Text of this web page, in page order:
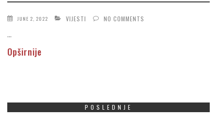
JUNE 2, 2022 VIJESTI NO COMMENTS
...
Opširnije
POSLEDNJE